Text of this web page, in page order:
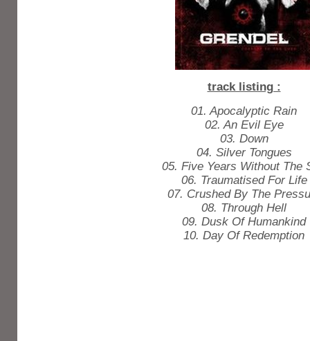
track listing :
01. Apocalyptic Rain
02. An Evil Eye
03. Down
04. Silver Tongues
05. Five Years Without The
06. Traumatised For Life
07. Crushed By The
08. Through Hell
09. Dusk Of Humankind
10. Day Of Redemption